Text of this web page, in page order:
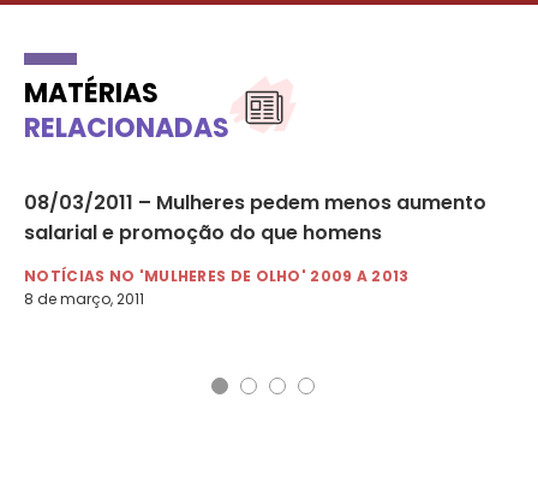
MATÉRIAS
RELACIONADAS
08/03/2011 – Mulheres pedem menos aumento
salarial e promoção do que homens
NOTÍCIAS NO 'MULHERES DE OLHO' 2009 A 2013
8 de março, 2011